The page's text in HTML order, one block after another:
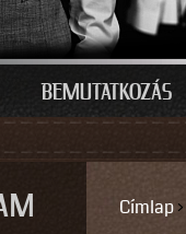
BEMUTATKOZÁS
Címlap›